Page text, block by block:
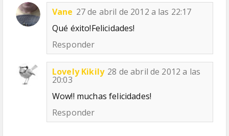
Vane 27 de abril de 2012 a las 22:17
Qué éxito!Felicidades!
Responder
Lovely Kikily 28 de abril de 2012 a las
20:03
Wow!! muchas felicidades!
Responder